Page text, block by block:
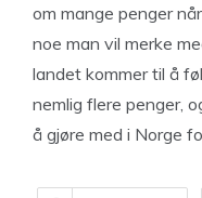
om mange penger
noe man vil merke
landet kommer til å
nemlig flere penger,
å gjøre med i Norge